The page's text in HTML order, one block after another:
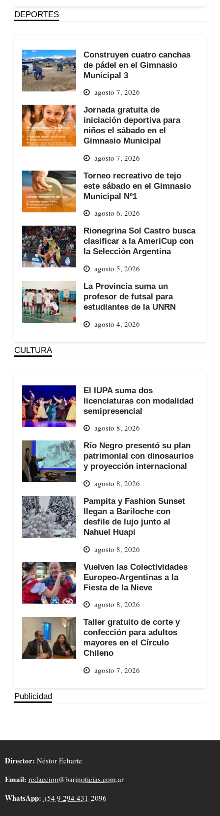
DEPORTES
Construyen cuatro canchas
de pádel en el Gimnasio
Municipal 3
agosto 7, 2026
Jornada gratuita de
iniciación deportiva para
niños el sábado en el
Gimnasio Municipal
agosto 7, 2026
Torneo recreativo de tejo
este sábado en el Gimnasio
Municipal Nº1
agosto 6, 2026
Rionegrina Sol Castro busca
clasificar a la AmeriCup con
la Selección Argentina
agosto 5, 2026
La Provincia suma un
profesor de futsal para
estudiantes de la UNRN
agosto 4, 2026
CULTURA
El IUPA suma dos
licenciaturas con modalidad
semipresencial
agosto 8, 2026
Río Negro presentó su plan
patrimonial con dinosaurios
y proyección internacional
agosto 8, 2026
Pampita y Fashion Sunset
llegan a Bariloche con
desfile de lujo junto al
Nahuel Huapi
agosto 8, 2026
Vuelven las Colectividades
Europeo-Argentinas a la
Fiesta de la Nieve
agosto 8, 2026
Taller gratuito de corte y
confección para adultos
mayores en el Círculo
Chileno
agosto 7, 2026
Publicidad
Director: Néstor Echarte
Email: redaccion@barinoticias.com.ar
WhatsApp: +54 9 294 431-2096